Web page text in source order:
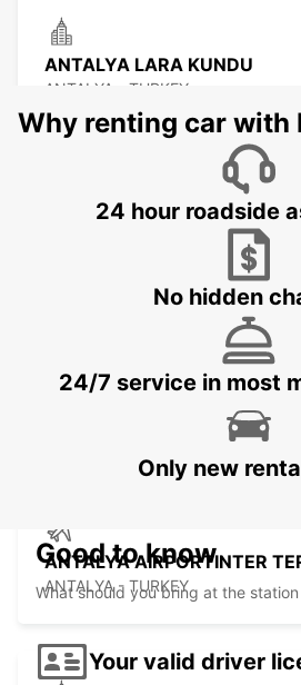
ANTALYA LARA KUNDU
ANTALYA - TURKEY
ANTALYA INTERNATIONAL
ANTALYA DOMESTIC
ANTALYA AIRPORTINTER
ANTALYA - TURKEY
Why renting car with
24 hour roadside
No hidden
24/7 service in most
Only new
Good to know
What should you bring at the station
Your valid driver